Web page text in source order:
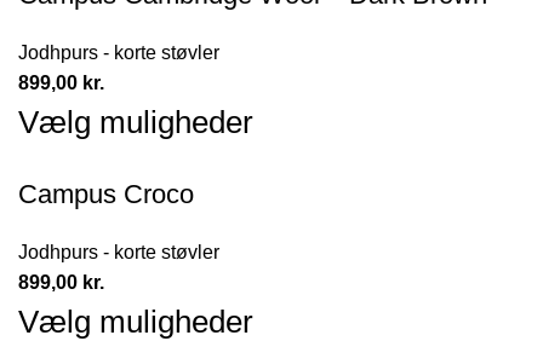
Jodhpurs - korte støvler
899,00 kr.
Vælg muligheder
Campus Croco
Jodhpurs - korte støvler
899,00 kr.
Vælg muligheder